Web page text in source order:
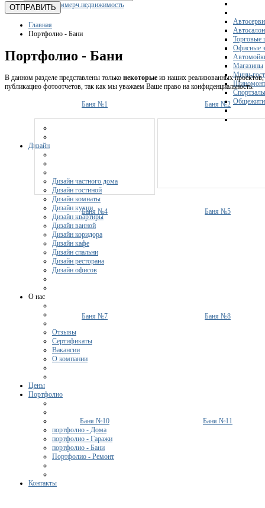
Коммерч.недвижимость
Торговые
Офисные
Магазины
Мини-
Спортзалы
Дизайн
Дизайн частного дома
Дизайн гостиной
Дизайн комнаты
Дизайн кухни
Дизайн квартиры
Дизайн ванной
Дизайн коридора
Дизайн кафе
Дизайн спальни
Дизайн ресторана
Дизайн офисов
О нас
Отзывы
Сертификаты
Вакансии
О компании
Цены
Портфолио
портфолио - Дома
портфолио - Гаражи
портфолио - Бани
Портфолио - Ремонт
Контакты
ОТПРАВИТЬ
Главная
Портфолио - Бани
Портфолио - Бани
В данном разделе представлены только некоторые из наших реализованных
публикацию фотоотчетов, так как мы уважаем Ваше право на конфиденциальность.
Баня №1 Баня №2
Баня №4 Баня №5
Баня №7 Баня №8
Баня №10 Баня №11